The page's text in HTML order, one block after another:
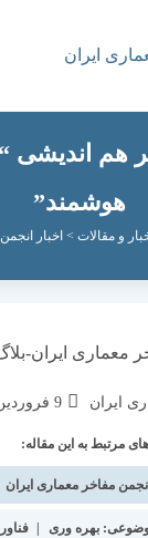
>اخبار انجمن مفاخر
نوشته
شده
است:
9 فروردین 1401
به این مقاله:
معماری ایران
بهره وری | فناوری |